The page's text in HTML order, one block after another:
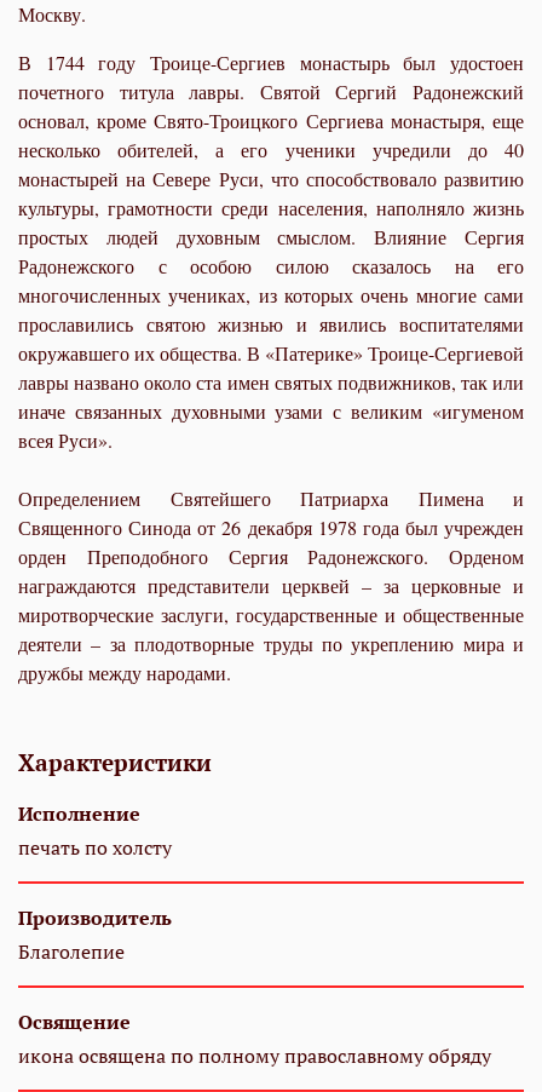
Москву.
В 1744 году Троице-Сергиев монастырь был удостоен
почетного титула лавры. Святой Сергий Радонежский
основал, кроме Свято-Троицкого Сергиева монастыря, еще
несколько обителей, а его ученики учредили до 40
монастырей на Севере Руси, что способствовало развитию
культуры, грамотности среди населения, наполняло жизнь
простых людей духовным смыслом. Влияние Сергия
Радонежского с особою силою сказалось на его
многочисленных учениках, из которых очень многие сами
прославились святою жизнью и явились воспитателями
окружавшего их общества. В «Патерике» Троице-Сергиевой
лавры названо около ста имен святых подвижников, так или
иначе связанных духовными узами с великим «игуменом
всея Руси».
Определением Святейшего Патриарха Пимена и
Священного Синода от 26 декабря 1978 года был учрежден
орден Преподобного Сергия Радонежского. Орденом
награждаются представители церквей – за церковные и
миротворческие заслуги, государственные и общественные
деятели – за плодотворные труды по укреплению мира и
дружбы между народами.
Характеристики
Исполнение
печать по холсту
Производитель
Благолепие
Освящение
икона освящена по полному православному обряду